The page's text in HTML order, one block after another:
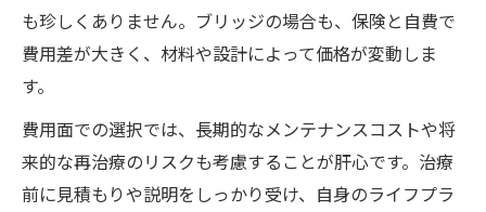
も珍しくありません。ブリッジの場合も、保険と自費で
費用差が大きく、材料や設計によって価格が変動しま
す。
費用面での選択では、長期的なメンテナンスコストや将
来的な再治療のリスクも考慮することが肝心です。治療
前に見積もりや説明をしっかり受け、自身のライフプラ